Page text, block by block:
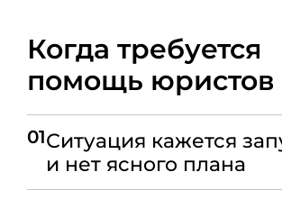
Когда требуется
помощь юристов
01Ситуация кажется
и нет ясного плана